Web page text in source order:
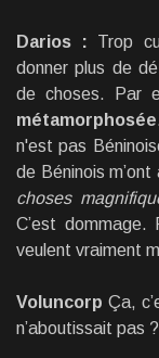
Darios : Trop
donner plus de
de choses. Par
métamorphosée
n'est pas
de Béninois
choses
C’est
veulent vraiment
Voluncorp Ça,
n’aboutissait pas ?